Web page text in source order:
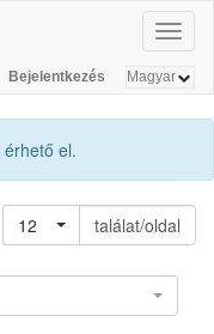
Bejelentkezés
érhető el.
12
találat/oldal